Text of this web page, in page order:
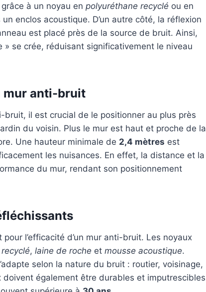
à un noyau en polyuréthane recyclé ou en
enclos acoustique. D’un autre côté, la réflexion
est placé près de la source de bruit. Ainsi,
» se crée, réduisant significativement le niveau
mur anti-bruit
bruit, il est crucial de le positionner au plus près
du voisin. Plus le mur est haut et proche de la
Une hauteur minimale de 2,4 mètres est
les nuisances. En effet, la distance et la
du mur, rendant son positionnement
l’efficacité d’un mur anti-bruit. Les noyaux
, laine de roche et mousse acoustique.
selon la nature du bruit : routier, voisinage,
également être durables et imputrescibles